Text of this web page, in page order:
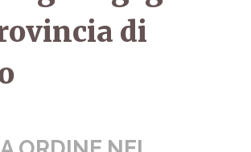
di